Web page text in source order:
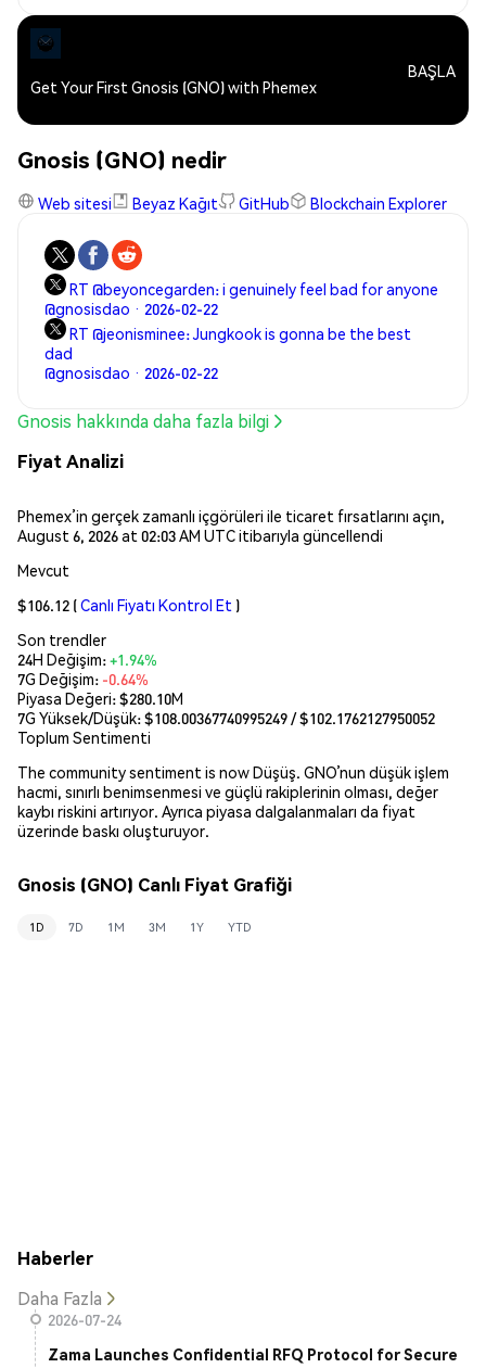
Get Your First Gnosis (GNO) with Phemex
BAŞLA
Gnosis (GNO) nedir
Web sitesi Beyaz Kağıt GitHub Blockchain Explorer
RT @beyoncegarden: i genuinely feel bad for anyone
@gnosisdao · 2026-02-22
RT @jeonisminee: Jungkook is gonna be the best
dad
@gnosisdao · 2026-02-22
Gnosis hakkında daha fazla bilgi
Fiyat Analizi
Phemex’in gerçek zamanlı içgörüleri ile ticaret fırsatlarını açın,
August 6, 2026 at 02:03 AM UTC itibarıyla güncellendi
Mevcut
$106.12 (Canlı Fiyatı Kontrol Et )
Son trendler
24H Değişim:+1.94%
7G Değişim: -0.64%
Piyasa Değeri:$280.10M
7G Yüksek/Düşük: $108.00367740995249/ $102.1762127950052
Toplum Sentimenti
The community sentiment is now Düşüş. GNO’nun düşük işlem
hacmi, sınırlı benimsenmesi ve güçlü rakiplerinin olması, değer
kaybı riskini artırıyor. Ayrıca piyasa dalgalanmaları da fiyat
üzerinde baskı oluşturuyor.
Gnosis (GNO) Canlı Fiyat Grafiği
1D 7D 1M 3M 1Y YTD
Haberler
Daha Fazla
2026-07-24
Zama Launches Confidential RFQ Protocol for Secure